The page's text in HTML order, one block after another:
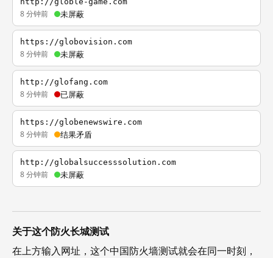
8 分钟前 未屏蔽
https://globovision.com
8 分钟前 未屏蔽
http://glofang.com
8 分钟前 已屏蔽
https://globenewswire.com
8 分钟前 结果矛盾
http://globalsuccesssolution.com
8 分钟前 未屏蔽
关于这个防火长城测试
在上方输入网址，这个中国防火墙测试就会在同一时刻，